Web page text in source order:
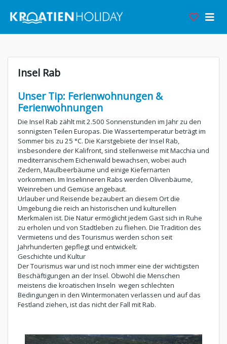
Insel Rab
Unser Tip: Ferienwohnungen &
Ferienwohnungen
Die Insel Rab zählt mit 2.500 Sonnenstunden im Jahr zu den
sonnigsten Teilen Europas. Die Wassertemperatur beträgt im
Sommer bis zu 25 °C. Die Karstgebiete der Insel Rab,
insbesondere der Kalifront, sind stellenweise mit Macchia und
mediterranischem Eichenwald bewachsen, wobei auch
Zedern, Maulbeerbäume und einige Kiefernarten
vorkommen. Im Inselinneren Rabs werden Olivenbäume,
Weinreben und Gemüse angebaut.
Urlauber und Reisende bezaubert an diesem Ort die
Umgebung die reich an historischen und kulturellen
Merkmalen ist. Die Natur ermöglicht jedem Gast sich in Ruhe
zu erholen und von Stadtleben zu fliehen. Die Tradition des
Vermietens und des Tourismus werden schon seit
Jahrhunderten gepflegt und entwickelt.
Geschichte und Kultur
Der Tourismus war und ist noch immer eine der wichtigsten
Beschäftigungen an der Insel. Obwohl die Menschen
meistens die kroatischen Inseln wegen schlechten
Bedingungen in den Wintermonaten verlassen und auf das
Festland ziehen, ist das nicht der Fall mit Rab.